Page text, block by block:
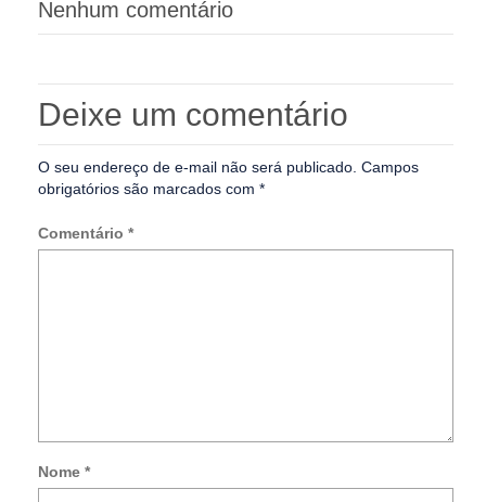
Nenhum comentário
Deixe um comentário
O seu endereço de e-mail não será publicado. Campos
obrigatórios são marcados com *
Comentário *
Nome *